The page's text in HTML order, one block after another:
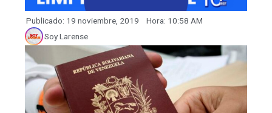
Publicado: 19 noviembre, 2019 Hora: 10:58 AM
Soy Larense